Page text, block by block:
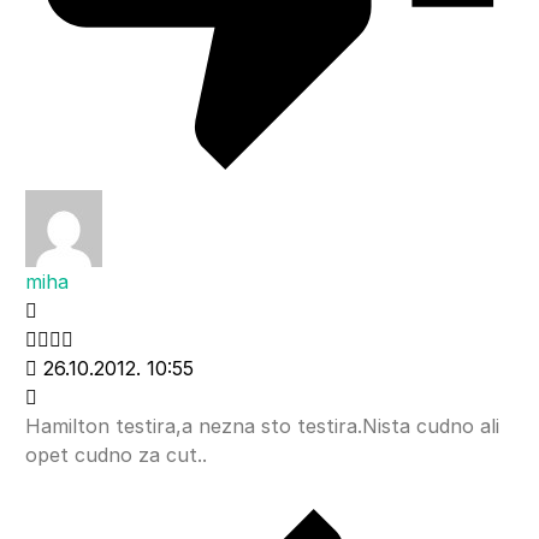
miha
26.10.2012. 10:55
Hamilton testira,a nezna sto testira.Nista cudno ali
opet cudno za cut..